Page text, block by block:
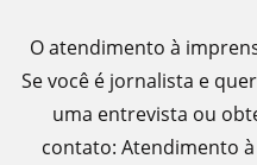
O atendimento à
Se você é jornalista e
uma entrevista ou
contato: Atendimento